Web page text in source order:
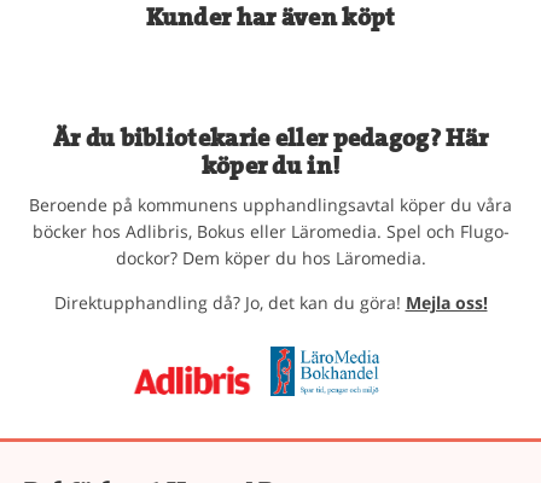
Kunder har även köpt
Är du bibliotekarie eller pedagog? Här
köper du in!
Beroende på kommunens upphandlingsavtal köper du våra
böcker hos Adlibris, Bokus eller Läromedia. Spel och Flugo-
dockor? Dem köper du hos Läromedia.
Direktupphandling då? Jo, det kan du göra! Mejla oss!